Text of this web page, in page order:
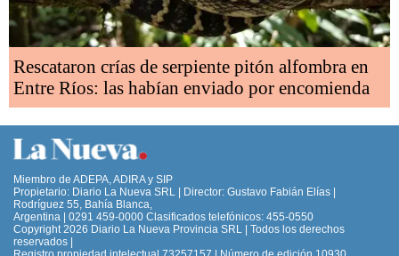
Rescataron crías de serpiente pitón alfombra en
Entre Ríos: las habían enviado por encomienda
Miembro de ADEPA, ADIRA y SIP
Propietario: Diario La Nueva SRL | Director: Gustavo Fabián Elías |
Rodríguez 55, Bahía Blanca,
Argentina | 0291 459-0000 Clasificados telefónicos: 455-0550
Copyright 2026 Diario La Nueva Provincia SRL | Todos los derechos
reservados |